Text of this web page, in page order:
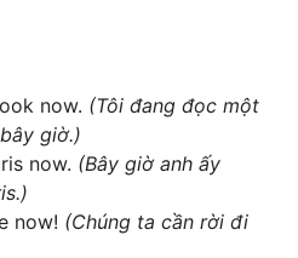
now. (Tôi đang đọc một
giờ.)
now. (Bây giờ anh ấy
now! (Chúng ta cần rời đi